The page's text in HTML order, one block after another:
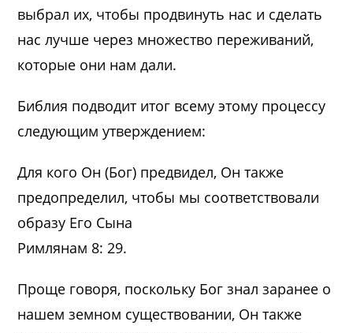
выбрал их, чтобы продвинуть нас и сделать
нас лучше через множество переживаний,
которые они нам дали.
Библия подводит итог всему этому процессу
следующим утверждением:
Для кого Он (Бог) предвидел, Он также
предопределил, чтобы мы соответствовали
образу Его Сына
Римлянам 8: 29.
Проще говоря, поскольку Бог знал заранее о
нашем земном существовании, Он также